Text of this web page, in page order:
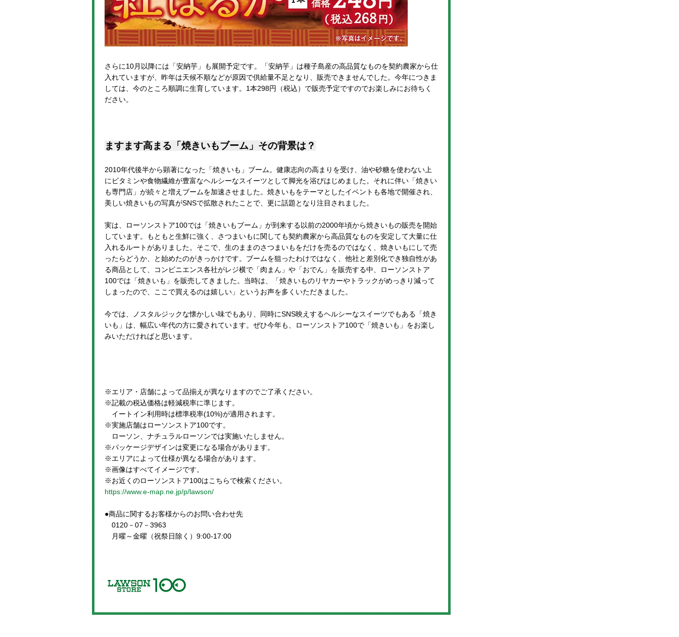
さらに10月以降には「安納芋」も展開予定です。「安納芋」は種子島産の高品質なものを契約農家から仕
入れていますが、昨年は天候不順などが原因で供給量不足となり、販売できませんでした。今年につきま
しては、今のところ順調に生育しています。1本298円（税込）で販売予定ですのでお楽しみにお待ちく
ださい。
ますます高まる「焼きいもブーム」その背景は？
2010年代後半から顕著になった「焼きいも」ブーム。健康志向の高まりを受け、油や砂糖を使わない上
にビタミンや食物繊維が豊富なヘルシーなスイーツとして脚光を浴びはじめました。それに伴い「焼きい
も専門店」が続々と増えブームを加速させました。焼きいもをテーマとしたイベントも各地で開催され、
美しい焼きいもの写真がSNSで拡散されたことで、更に話題となり注目されました。
実は、ローソンストア100では「焼きいもブーム」が到来する以前の2000年頃から焼きいもの販売を開始
しています。もともと生鮮に強く、さつまいもに関しても契約農家から高品質なものを安定して大量に仕
入れるルートがありました。そこで、生のままのさつまいもをだけを売るのではなく、焼きいもにして売
ったらどうか、と始めたのがきっかけです。ブームを狙ったわけではなく、他社と差別化でき独自性があ
る商品として、コンビニエンス各社がレジ横で「肉まん」や「おでん」を販売する中、ローソンストア
100では「焼きいも」を販売してきました。当時は、「焼きいものリヤカーやトラックがめっきり減って
しまったので、ここで買えるのは嬉しい」というお声を多くいただきました。
今では、ノスタルジックな懐かしい味でもあり、同時にSNS映えするヘルシーなスイーツでもある「焼き
いも」は、幅広い年代の方に愛されています。ぜひ今年も、ローソンストア100で「焼きいも」をお楽し
みいただければと思います。
※エリア・店舗によって品揃えが異なりますのでご了承ください。
※記載の税込価格は軽減税率に準じます。
イートイン利用時は標準税率(10%)が適用されます。
※実施店舗はローソンストア100です。
ローソン、ナチュラルローソンでは実施いたしません。
※パッケージデザインは変更になる場合があります。
※エリアによって仕様が異なる場合があります。
※画像はすべてイメージです。
※お近くのローソンストア100はこちらで検索ください。
https://www.e-map.ne.jp/p/lawson/
●商品に関するお客様からのお問い合わせ先
0120－07－3963
月曜～金曜（祝祭日除く）9:00-17:00